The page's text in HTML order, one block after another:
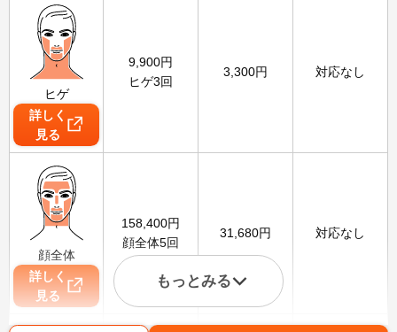
ヒゲ
詳しく
見る
9,900円
ヒゲ3回
3,300円 対応なし
顔全体
詳しく
見る
158,400円
顔全体5回
31,680円 対応なし
もっとみる